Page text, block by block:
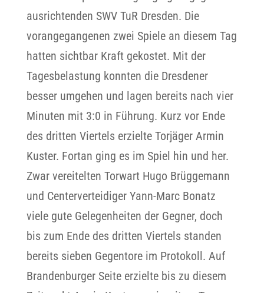
ausrichtenden SWV TuR Dresden. Die
vorangegangenen zwei Spiele an diesem Tag
hatten sichtbar Kraft gekostet. Mit der
Tagesbelastung konnten die Dresdener
besser umgehen und lagen bereits nach vier
Minuten mit 3:0 in Führung. Kurz vor Ende
des dritten Viertels erzielte Torjäger Armin
Kuster. Fortan ging es im Spiel hin und her.
Zwar vereitelten Torwart Hugo Brüggemann
und Centerverteidiger Yann-Marc Bonatz
viele gute Gelegenheiten der Gegner, doch
bis zum Ende des dritten Viertels standen
bereits sieben Gegentore im Protokoll. Auf
Brandenburger Seite erzielte bis zu diesem